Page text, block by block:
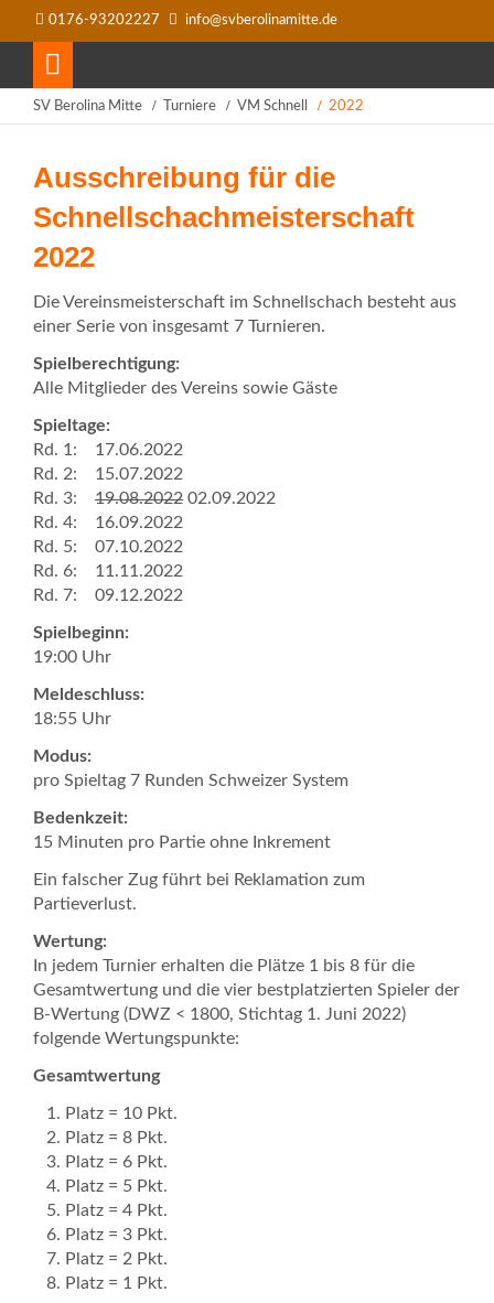
0176-93202227 info@svberolinamitte.de
SV Berolina Mitte Turniere VM Schnell 2022
Ausschreibung für die
Schnellschachmeisterschaft
2022
Die Vereinsmeisterschaft im Schnellschach besteht aus
einer Serie von insgesamt 7 Turnieren.
Spielberechtigung:
Alle Mitglieder des Vereins sowie Gäste
Spieltage:
Rd. 1: 17.06.2022
Rd. 2: 15.07.2022
Rd. 3: 19.08.2022 02.09.2022
Rd. 4: 16.09.2022
Rd. 5: 07.10.2022
Rd. 6: 11.11.2022
Rd. 7: 09.12.2022
Spielbeginn:
19:00 Uhr
Meldeschluss:
18:55 Uhr
Modus:
pro Spieltag 7 Runden Schweizer System
Bedenkzeit:
15 Minuten pro Partie ohne Inkrement
Ein falscher Zug führt bei Reklamation zum
Partieverlust.
Wertung:
In jedem Turnier erhalten die Plätze 1 bis 8 für die
Gesamtwertung und die vier bestplatzierten Spieler der
B-Wertung (DWZ < 1800, Stichtag 1. Juni 2022)
folgende Wertungspunkte:
Gesamtwertung
Platz = 10 Pkt.
Platz = 8 Pkt.
Platz = 6 Pkt.
Platz = 5 Pkt.
Platz = 4 Pkt.
Platz = 3 Pkt.
Platz = 2 Pkt.
Platz = 1 Pkt.